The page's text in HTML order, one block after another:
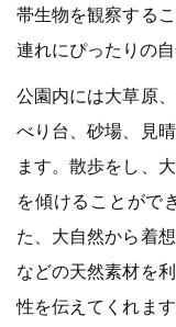
帯生物を観察する
連れにぴったりの自
公園内には大草原
べり台、砂場、見
ます。散歩をし、
を傾けることがで
た、大自然から着
などの天然素材を
性を伝えてくれま